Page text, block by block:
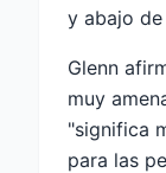
y abajo
Glenn
muy
"significa
para las